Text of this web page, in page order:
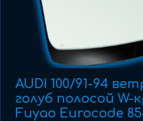
AUDI 100/91-94
голуб полосой
Fuyao Eurocode